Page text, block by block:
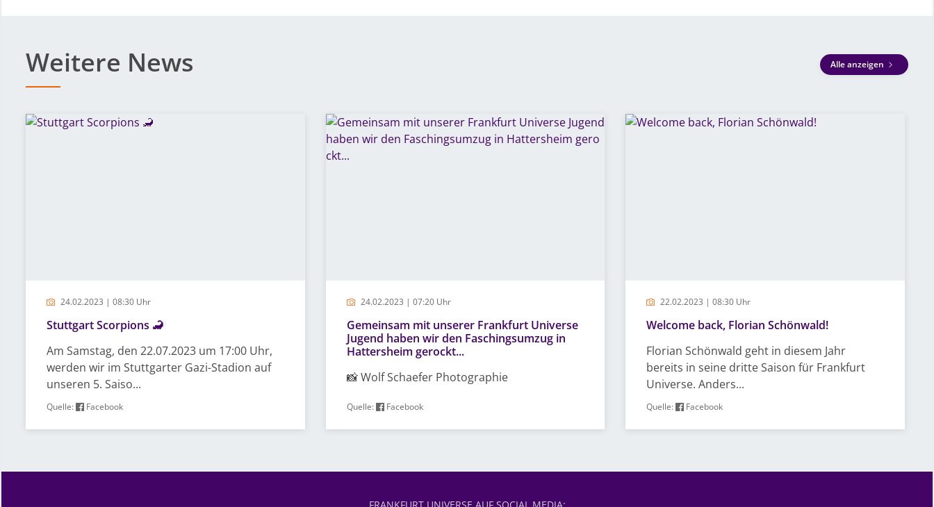
Weitere News Alle anzeigen
24.02.2023 | 08:30 Uhr
Stuttgart Scorpions 🦂
Am Samstag, den 22.07.2023 um 17:00 Uhr,
werden wir im Stuttgarter Gazi-Stadion auf
unseren 5. Saiso...
Quelle: Facebook
24.02.2023 | 07:20 Uhr
Gemeinsam mit unserer Frankfurt Universe
Jugend haben wir den Faschingsumzug in
Hattersheim gerockt...
📸 Wolf Schaefer Photographie
Quelle: Facebook
22.02.2023 | 08:30 Uhr
Welcome back, Florian Schönwald!
Florian Schönwald geht in diesem Jahr
bereits in seine dritte Saison für Frankfurt
Universe. Anders...
Quelle: Facebook